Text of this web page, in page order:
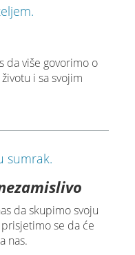
da više govorimo o
i sa svojim
da skupimo svoju
se da će
nas.